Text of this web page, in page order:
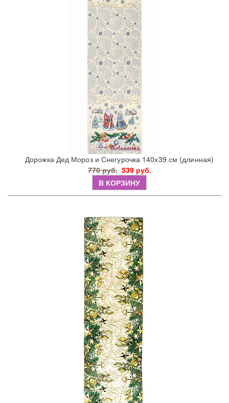
Дорожка Дед Мороз и Снегурочка 140х39 см (длинная)
770 руб. 539 руб.
В КОРЗИНУ